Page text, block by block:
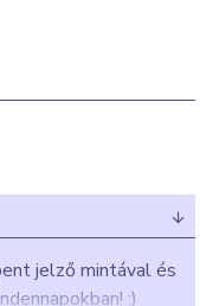
jelző mintával és
:)